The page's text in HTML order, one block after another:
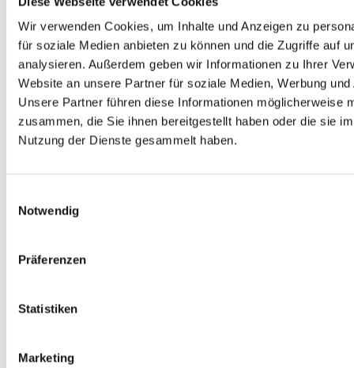
Wir verwenden Cookies, um Inhalte und Anzeigen zu
für soziale Medien anbieten zu können und die Zugriffe auf
analysieren. Außerdem geben wir Informationen zu Ihrer
Website an unsere Partner für soziale Medien, Werbung
Unsere Partner führen diese Informationen möglicherweise
zusammen, die Sie ihnen bereitgestellt haben oder die sie
Nutzung der Dienste gesammelt haben.
Notwendig
Präferenzen
Statistiken
Marketing
Allgemein
Gestein: Kalksteinrotlehm